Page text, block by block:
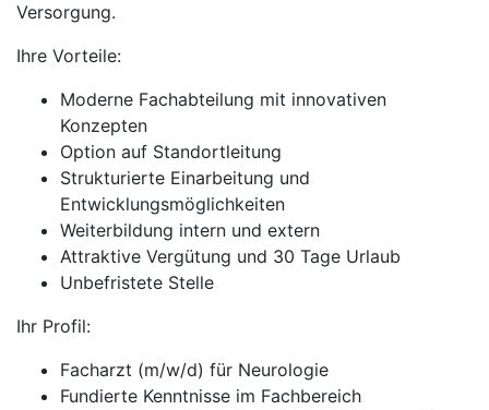
Versorgung.
Ihre Vorteile:
Moderne Fachabteilung mit innovativen
Konzepten
Option auf Standortleitung
Strukturierte Einarbeitung und
Entwicklungsmöglichkeiten
Weiterbildung intern und extern
Attraktive Vergütung und 30 Tage Urlaub
Unbefristete Stelle
Ihr Profil:
Facharzt (m/w/d) für Neurologie
Fundierte Kenntnisse im Fachbereich